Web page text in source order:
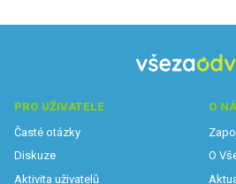
PRO UŽIVATELE
Časté otázky
Diskuze
Aktivita uživatelů
O
O